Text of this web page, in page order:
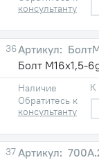
консультанту
36
Болт М16х1,5-
Наличие
Обратитесь к
консультанту
К
37